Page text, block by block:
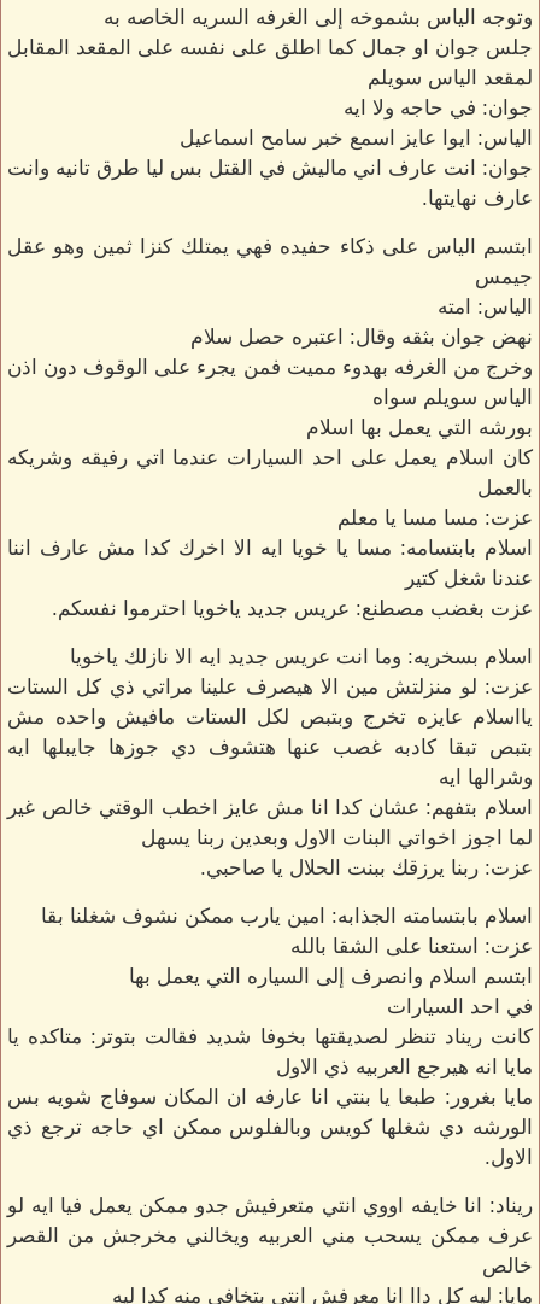
وتوجه الياس بشموخه إلى الغرفه السريه الخاصه به
جلس جوان او جمال كما اطلق على نفسه على المقعد المقابل
لمقعد الياس سويلم
جوان: في حاجه ولا ايه
الياس: ايوا عايز اسمع خبر سامح اسماعيل
جوان: انت عارف اني ماليش في القتل بس ليا طرق تانيه وانت
عارف نهايتها.
ابتسم الياس على ذكاء حفيده فهي يمتلك كنزا ثمين وهو عقل
جيمس
الياس: امته
نهض جوان بثقه وقال: اعتبره حصل سلام
وخرج من الغرفه بهدوء مميت فمن يجرء على الوقوف دون اذن
الياس سويلم سواه
بورشه التي يعمل بها اسلام
كان اسلام يعمل على احد السيارات عندما اتي رفيقه وشريكه
بالعمل
عزت: مسا مسا يا معلم
اسلام بابتسامه: مسا يا خويا ايه الا اخرك كدا مش عارف اننا
عندنا شغل كتير
عزت بغضب مصطنع: عريس جديد ياخويا احترموا نفسكم.
اسلام بسخريه: وما انت عريس جديد ايه الا نازلك ياخويا
عزت: لو منزلتش مين الا هيصرف علينا مراتي ذي كل الستات
يااسلام عايزه تخرج وبتبص لكل الستات مافيش واحده مش
بتبص تبقا كادبه غصب عنها هتشوف دي جوزها جايبلها ايه
وشرالها ايه
اسلام بتفهم: عشان كدا انا مش عايز اخطب الوقتي خالص غير
لما اجوز اخواتي البنات الاول وبعدين ربنا يسهل
عزت: ربنا يرزقك ببنت الحلال يا صاحبي.
اسلام بابتسامته الجذابه: امين يارب ممكن نشوف شغلنا بقا
عزت: استعنا على الشقا بالله
ابتسم اسلام وانصرف إلى السياره التي يعمل بها
في احد السيارات
كانت ريناد تنظر لصديقتها بخوفا شديد فقالت بتوتر: متاكده يا
مايا انه هيرجع العربيه ذي الاول
مايا بغرور: طبعا يا بنتي انا عارفه ان المكان سوفاج شويه بس
الورشه دي شغلها كويس وبالفلوس ممكن اي حاجه ترجع ذي
الاول.
ريناد: انا خايفه اووي انتي متعرفيش جدو ممكن يعمل فيا ايه لو
عرف ممكن يسحب مني العربيه ويخالني مخرجش من القصر
خالص
مايا: ليه كل داا انا معرفش انتي بتخافي منه كدا ليه